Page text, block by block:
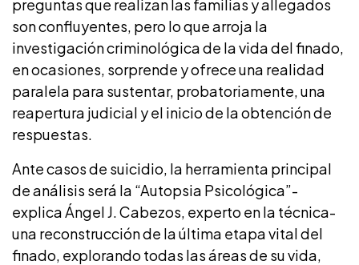
preguntas que realizan las familias y allegados
son confluyentes, pero lo que arroja la
investigación criminológica de la vida del finado,
en ocasiones, sorprende y ofrece una realidad
paralela para sustentar, probatoriamente, una
reapertura judicial y el inicio de la obtención de
respuestas.
Ante casos de suicidio, la herramienta principal
de análisis será la “Autopsia Psicológica”-
explica Ángel J. Cabezos, experto en la técnica-
una reconstrucción de la última etapa vital del
finado, explorando todas las áreas de su vida,